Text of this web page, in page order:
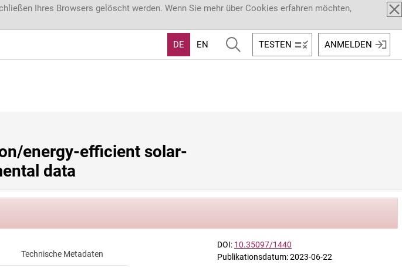
Ihres Browsers gelöscht werden. Wenn Sie mehr über Cookies erfahren möchten,
DE EN TESTEN ANMELDEN
energy-efficient solar-
data
Technische Metadaten
DOI: 10.35097/1440
Publikationsdatum: 2023-06-22